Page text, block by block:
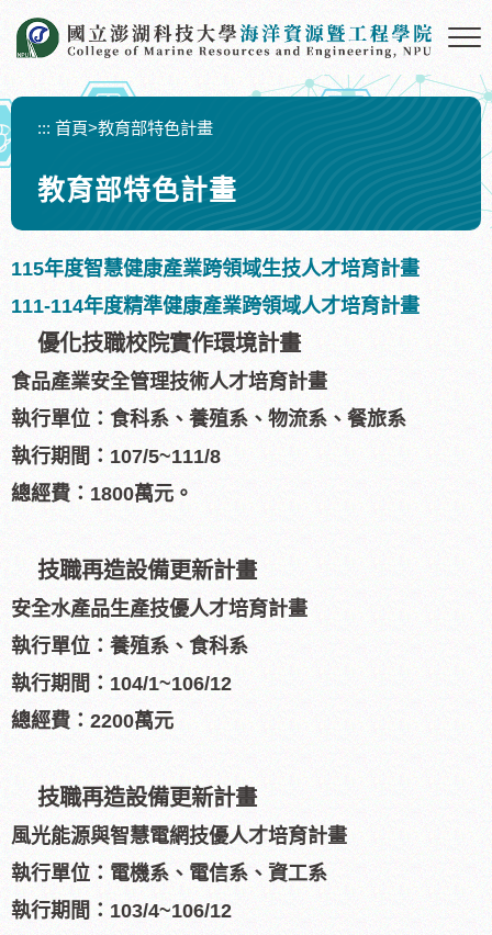
內
容
區
::: 首頁>教育部特色計畫
教育部特色計畫
115年度智慧健康產業跨領域生技人才培育計畫
111-114年度精準健康產業跨領域人才培育計畫
優化技職校院實作環境計畫
食品產業安全管理技術人才培育計畫
執行單位：食科系、養殖系、物流系、餐旅系
執行期間：107/5~111/8
總經費：1800萬元。
技職再造設備更新計畫
安全水產品生產技優人才培育計畫
執行單位：養殖系、食科系
執行期間：104/1~106/12
總經費：2200萬元
技職再造設備更新計畫
風光能源與智慧電網技優人才培育計畫
執行單位：電機系、電信系、資工系
執行期間：103/4~106/12